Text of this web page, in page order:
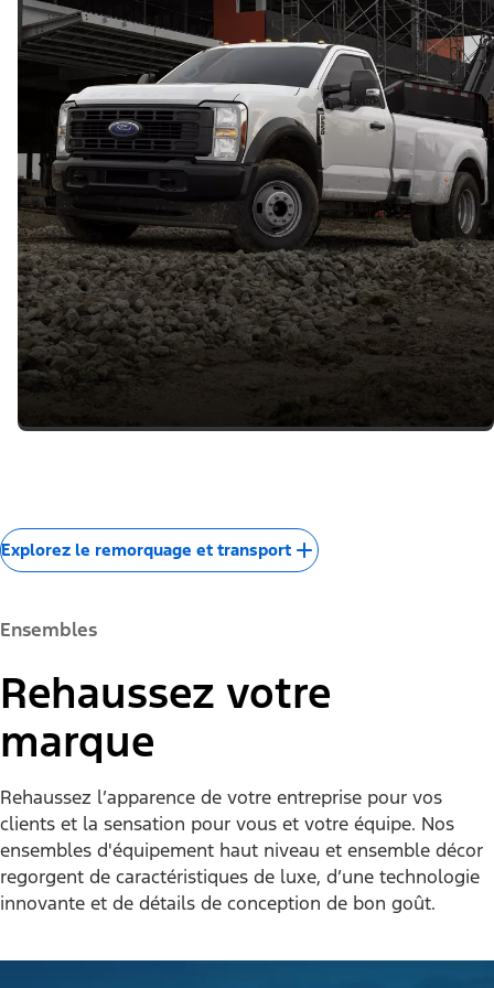
Explorez le remorquage et transport
Ensembles
Rehaussez votre
marque
Rehaussez l’apparence de votre entreprise pour vos
clients et la sensation pour vous et votre équipe. Nos
ensembles d'équipement haut niveau et ensemble décor
regorgent de caractéristiques de luxe, d’une technologie
innovante et de détails de conception de bon goût.